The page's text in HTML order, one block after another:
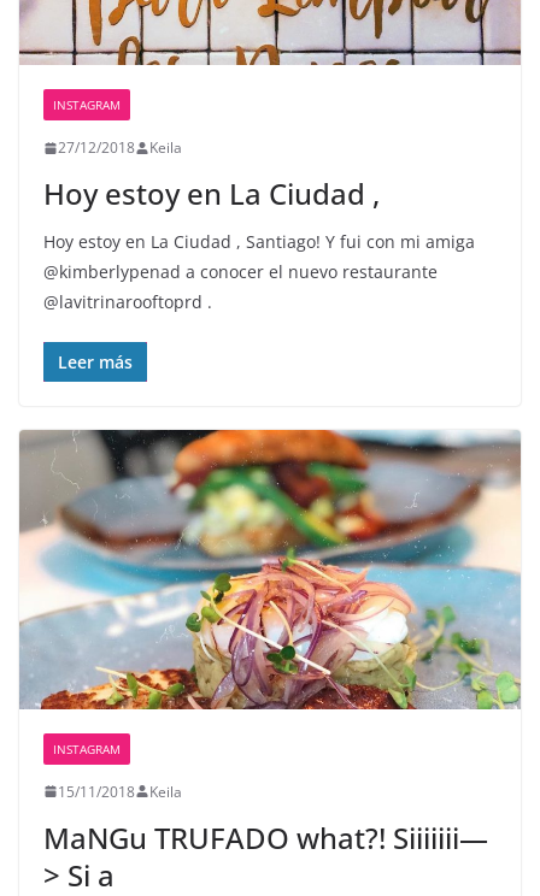
INSTAGRAM
27/12/2018 Keila
Hoy estoy en La Ciudad ️,
Hoy estoy en La Ciudad ️, Santiago! Y fui con mi amiga
@kimberlypenad a conocer el nuevo restaurante
@lavitrinarooftoprd .
Leer más
INSTAGRAM
15/11/2018 Keila
MaNGu TRUFADO️ what?! Siiiiiii—
> Si a